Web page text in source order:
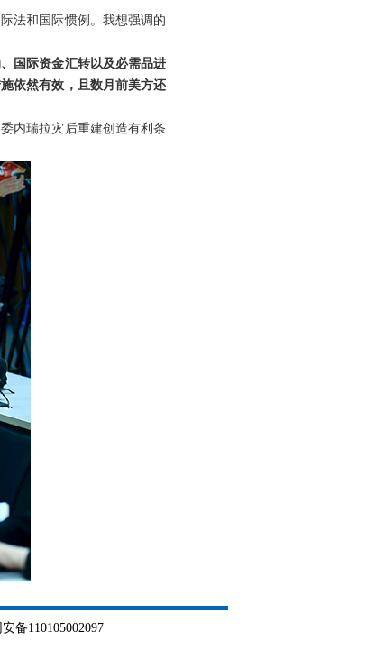
法和国际惯例。我想强调的
国际资金汇转以及必需品进
依然有效，且数月前美方还
内瑞拉灾后重建创造有利条
备110105002097